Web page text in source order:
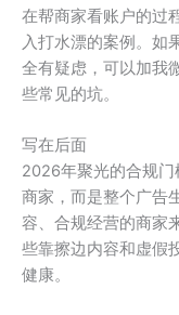
在帮商家看账户的过
入打水漂的案例。如
全有疑虑，可以加我
些常见的坑。
写在后面
2026年聚光的合规
商家，而是整个广告
容、合规经营的商
些靠擦边内容和虚假
健康。